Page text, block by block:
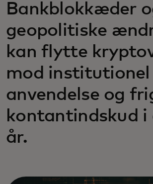
Bankblokkæder
geopolitiske
kan flytte
mod institutionel
anvendelse og
kontantindskud i
år.